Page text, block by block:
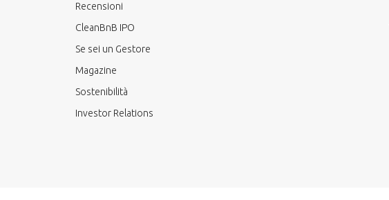
Recensioni
CleanBnB IPO
Se sei un Gestore
Magazine
Sostenibilità
Investor Relations